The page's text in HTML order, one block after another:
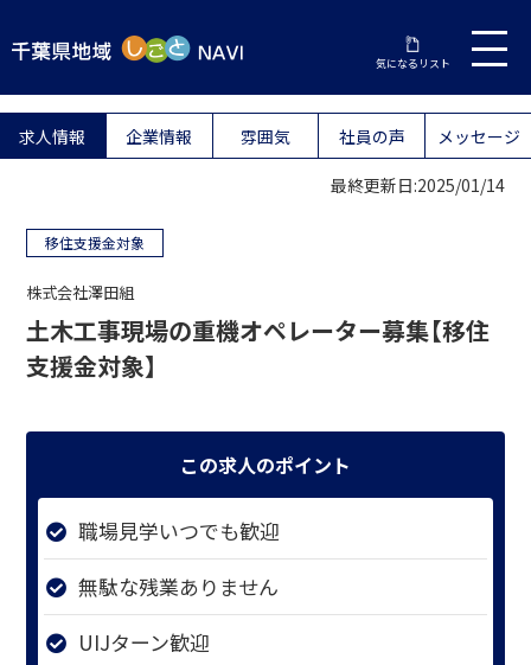
気になるリスト
求人情報 企業情報 雰囲気 社員の声 メッセージ
最終更新日:2025/01/14
移住支援金対象
株式会社澤田組
土木工事現場の重機オペレーター募集【移住
支援金対象】
この求人のポイント
職場見学いつでも歓迎
無駄な残業ありません
UIJターン歓迎